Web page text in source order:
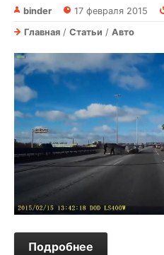
binder 17 февраля 2015
Главная / Статьи / Авто
Подробнее